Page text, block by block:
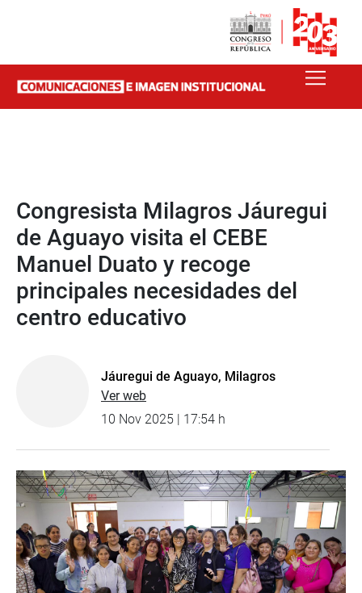
Congresista Milagros Jáuregui
de Aguayo visita el CEBE
Manuel Duato y recoge
principales necesidades del
centro educativo
Jáuregui de Aguayo, Milagros
Ver web
10 Nov 2025 | 17:54 h